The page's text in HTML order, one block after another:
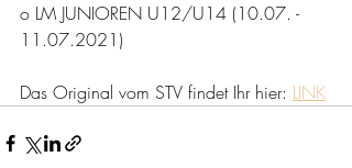
o LM JUNIOREN U12/U14 (10.07. -
11.07.2021)
Das Original vom STV findet Ihr hier: LINK